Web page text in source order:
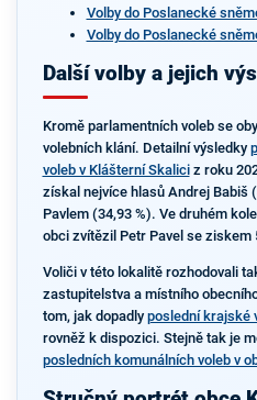
Volby do Poslanecké
Volby do Poslanecké
Další volby a jejich
Kromě parlamentních voleb se
volebních klání. Detailní výsledky
voleb v Klášterní Skaliciz roku
získal nejvíce hlasů Andrej Babiš
Pavlem (34,93 %). Ve druhém
obci zvítězil Petr Pavel se ziskem
Voliči v této lokalitě rozhodovali
zastupitelstva a místního
tom, jak dopadly poslední krajské
rovněž k dispozici. Stejně tak je
posledních komunálních voleb v